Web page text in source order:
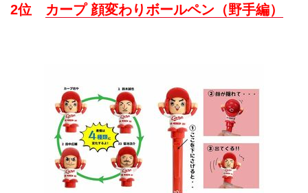
2位 カープ 顔変わりボールペン（野手編）